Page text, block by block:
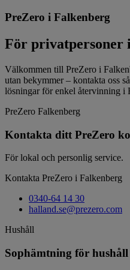
PreZero i Falkenberg
För privatpersoner
Välkommen till PreZero i
utan bekymmer – kontakta oss
lösningar för enkel återvinning i
PreZero Falkenberg
Kontakta ditt PreZero
För lokal och personlig service.
Kontakta PreZero i Falkenberg
0340-64 14 30
halland.se@prezero.com
Hushåll
Sophämtning för hushåll